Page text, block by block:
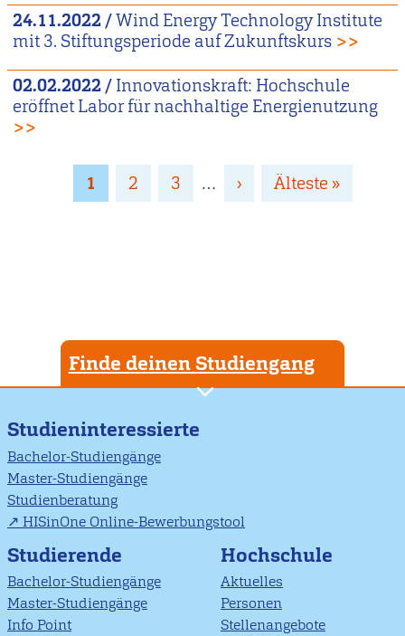
24.11.2022/Wind Energy Technology Institute
mit 3. Stiftungsperiode auf Zukunftskurs >>
02.02.2022/ Innovationskraft: Hochschule
eröffnet Labor für nachhaltige Energienutzung
>>
Seitennummerierung
Page
1 Page
2 Page
3 …
Nächste
›
Letzte
Älteste »
Finde deinen Studiengang
Studieninteressierte
Bachelor-Studiengänge
Master-Studiengänge
Studienberatung
HISinOne Online-Bewerbungstool
Studierende
Bachelor-Studiengänge
Master-Studiengänge
Info Point
Hochschule
Aktuelles
Personen
Stellenangebote